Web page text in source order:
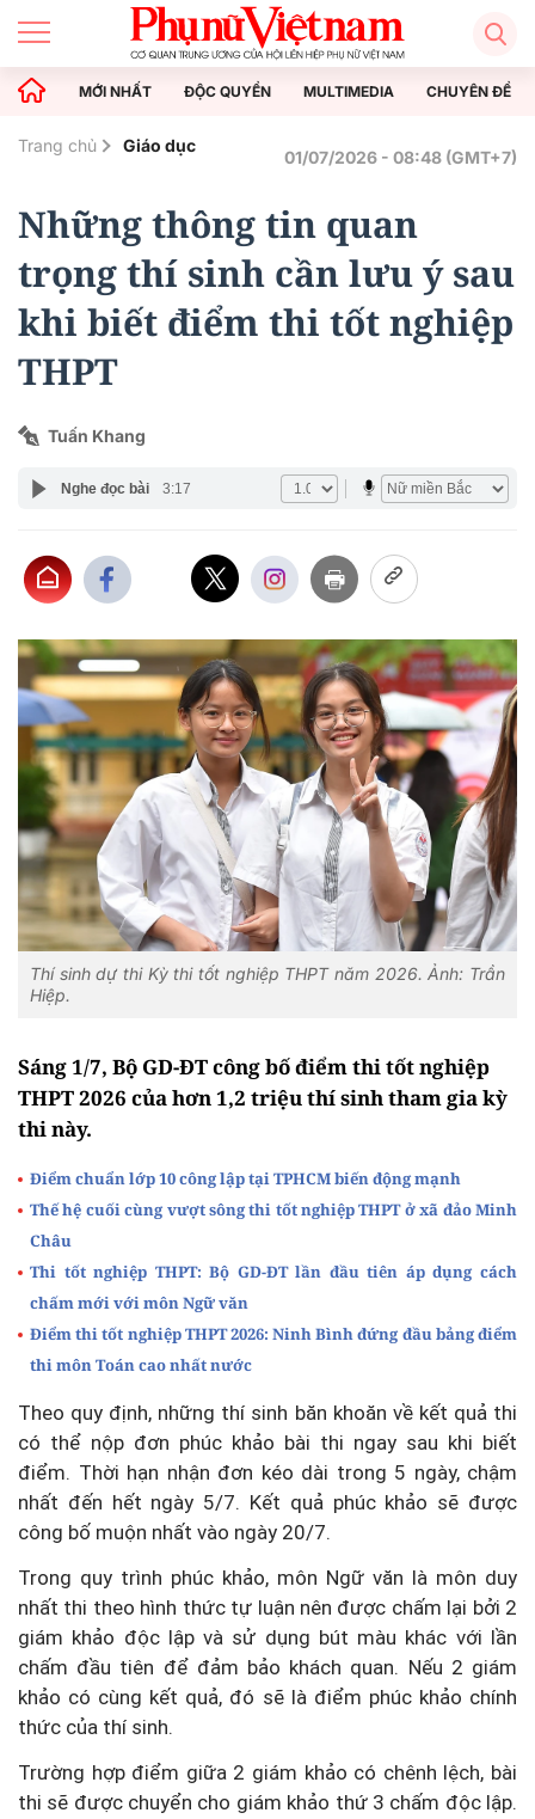
MỚI NHẤT ĐỘC QUYỀN MULTIMEDIA CHUYÊN ĐỀ
Trang chủ Giáo dục
01/07/2026 - 08:48 (GMT+7)
Những thông tin quan
trọng thí sinh cần lưu ý sau
khi biết điểm thi tốt nghiệp
THPT
Tuấn Khang
Nghe đọc bài 3:17
Thí sinh dự thi Kỳ thi tốt nghiệp THPT năm 2026. Ảnh: Trần
Hiệp.
Sáng 1/7, Bộ GD-ĐT công bố điểm thi tốt nghiệp
THPT 2026 của hơn 1,2 triệu thí sinh tham gia kỳ
thi này.
Điểm chuẩn lớp 10 công lập tại TPHCM biến động mạnh
Thế hệ cuối cùng vượt sông thi tốt nghiệp THPT ở xã đảo Minh
Châu
Thi tốt nghiệp THPT: Bộ GD-ĐT lần đầu tiên áp dụng cách
chấm mới với môn Ngữ văn
Điểm thi tốt nghiệp THPT 2026: Ninh Bình đứng đầu bảng điểm
thi môn Toán cao nhất nước
Theo quy định, những thí sinh băn khoăn về kết quả thi
có thể nộp đơn phúc khảo bài thi ngay sau khi biết
điểm. Thời hạn nhận đơn kéo dài trong 5 ngày, chậm
nhất đến hết ngày 5/7. Kết quả phúc khảo sẽ được
công bố muộn nhất vào ngày 20/7.
Trong quy trình phúc khảo, môn Ngữ văn là môn duy
nhất thi theo hình thức tự luận nên được chấm lại bởi 2
giám khảo độc lập và sử dụng bút màu khác với lần
chấm đầu tiên để đảm bảo khách quan. Nếu 2 giám
khảo có cùng kết quả, đó sẽ là điểm phúc khảo chính
thức của thí sinh.
Trường hợp điểm giữa 2 giám khảo có chênh lệch, bài
thi sẽ được chuyển cho giám khảo thứ 3 chấm độc lập.